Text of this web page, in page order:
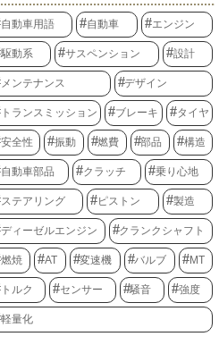
自動車用語 自動車 エンジン
駆動系 サスペンション 設計
メンテナンス デザイン
トランスミッション ブレーキ タイヤ
安全性 振動 燃費 部品 構造
自動車部品 クラッチ 乗り心地
ステアリング ピストン 製造
ディーゼルエンジン クランクシャフト
燃焼 AT 変速機 バルブ MT
トルク センサー 騒音 強度
軽量化